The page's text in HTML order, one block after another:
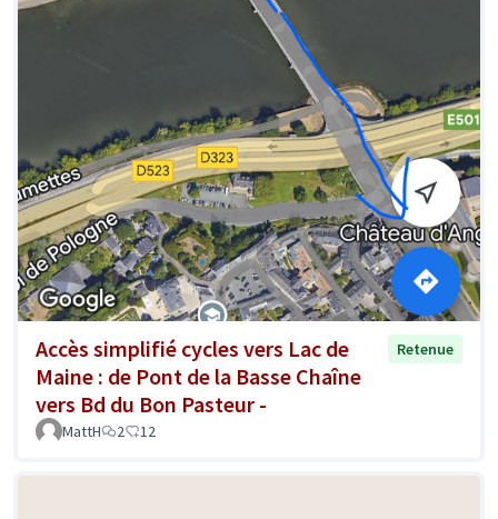
Accès simplifié cycles vers Lac de
Maine : de Pont de la Basse Chaîne
vers Bd du Bon Pasteur -
Retenue
MattH 2 12